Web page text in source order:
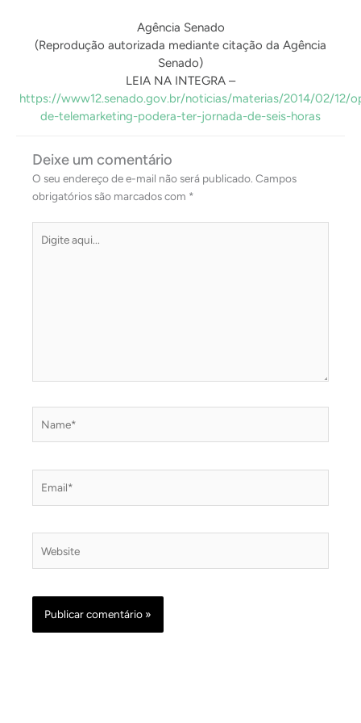
Agência Senado
(Reprodução autorizada mediante citação da Agência
Senado)
LEIA NA INTEGRA –
https://www12.senado.gov.br/noticias/materias/2014/02/12/
de-telemarketing-podera-ter-jornada-de-seis-horas
Deixe um comentário
O seu endereço de e-mail não será publicado. Campos
obrigatórios são marcados com *
aqui...